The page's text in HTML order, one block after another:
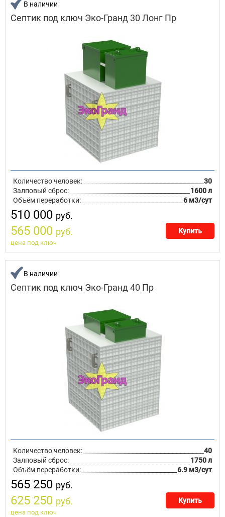
В наличии
Септик под ключ Эко-Гранд 30 Лонг Пр
Количество человек:
30
Залповый сброс:
1600 л
Объём переработки:
6 м3/сут
510 000 руб.
565 000 руб. Купить
цена под ключ
В наличии
Септик под ключ Эко-Гранд 40 Пр
Количество человек:
40
Залповый сброс:
1750 л
Объём переработки:
6.9 м3/сут
565 250 руб.
625 250 руб. Купить
цена под ключ